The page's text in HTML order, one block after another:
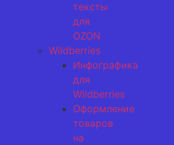
тексты
для
OZON
Wildberries
Инфографика
для
Wildberries
Оформление
товаров
на